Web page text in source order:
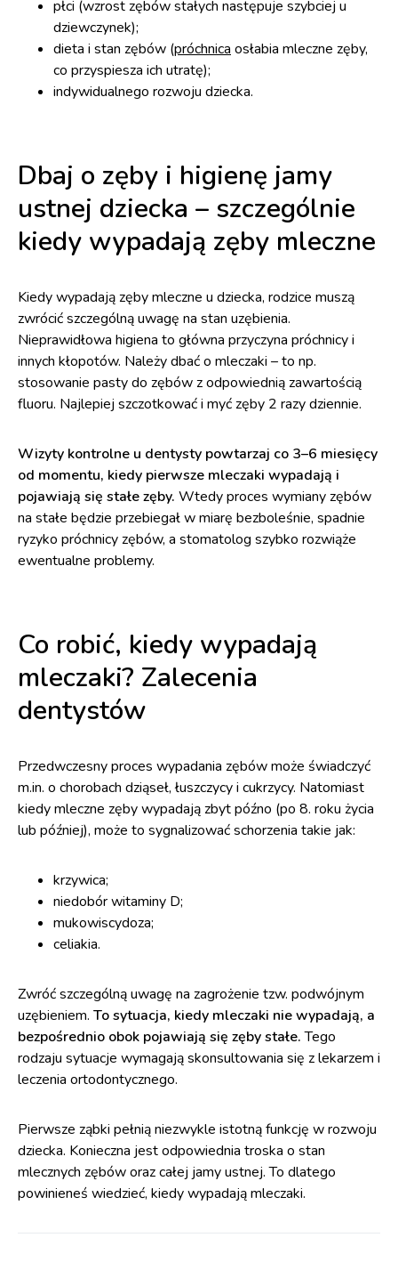
płci (wzrost zębów stałych następuje szybciej u
dziewczynek);
dieta i stan zębów (próchnica osłabia mleczne zęby,
co przyspiesza ich utratę);
indywidualnego rozwoju dziecka.
Dbaj o zęby i higienę jamy
ustnej dziecka – szczególnie
kiedy wypadają zęby mleczne
Kiedy wypadają zęby mleczne u dziecka, rodzice muszą
zwrócić szczególną uwagę na stan uzębienia.
Nieprawidłowa higiena to główna przyczyna próchnicy i
innych kłopotów. Należy dbać o mleczaki – to np.
stosowanie pasty do zębów z odpowiednią zawartością
fluoru. Najlepiej szczotkować i myć zęby 2 razy dziennie.
Wizyty kontrolne u dentysty powtarzaj co 3–6 miesięcy
od momentu, kiedy pierwsze mleczaki wypadają i
pojawiają się stałe zęby. Wtedy proces wymiany zębów
na stałe będzie przebiegał w miarę bezboleśnie, spadnie
ryzyko próchnicy zębów, a stomatolog szybko rozwiąże
ewentualne problemy.
Co robić, kiedy wypadają
mleczaki? Zalecenia
dentystów
Przedwczesny proces wypadania zębów może świadczyć
m.in. o chorobach dziąseł, łuszczycy i cukrzycy. Natomiast
kiedy mleczne zęby wypadają zbyt późno (po 8. roku życia
lub później), może to sygnalizować schorzenia takie jak:
krzywica;
niedobór witaminy D;
mukowiscydoza;
celiakia.
Zwróć szczególną uwagę na zagrożenie tzw. podwójnym
uzębieniem. To sytuacja, kiedy mleczaki nie wypadają, a
bezpośrednio obok pojawiają się zęby stałe.Tego
rodzaju sytuacje wymagają skonsultowania się z lekarzem i
leczenia ortodontycznego.
Pierwsze ząbki pełnią niezwykle istotną funkcję w rozwoju
dziecka. Konieczna jest odpowiednia troska o stan
mlecznych zębów oraz całej jamy ustnej. To dlatego
powinieneś wiedzieć, kiedy wypadają mleczaki.